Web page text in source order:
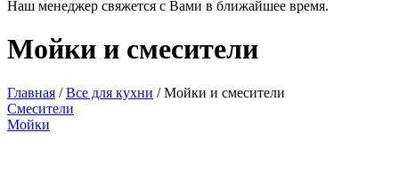
Наш менеджер свяжется с Вами в ближайшее время.
Мойки и смесители
Главная /Все для кухни /Мойки и смесители
Смесители
Мойки